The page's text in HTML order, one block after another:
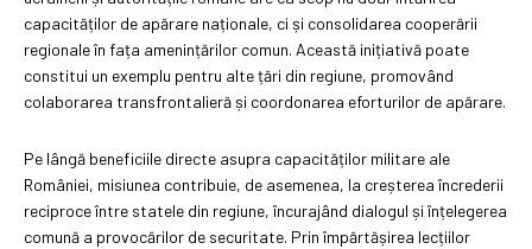
capacităților de apărare naționale, ci și consolidarea cooperării
regionale în fața amenințărilor comun. Această inițiativă poate
constitui un exemplu pentru alte țări din regiune, promovând
colaborarea transfrontalieră și coordonarea eforturilor de apărare.
Pe lângă beneficiile directe asupra capacităților militare ale
României, misiunea contribuie, de asemenea, la creșterea încrederii
reciproce între statele din regiune, încurajând dialogul și înțelegerea
comună a provocărilor de securitate. Prin împărtășirea lecțiilor